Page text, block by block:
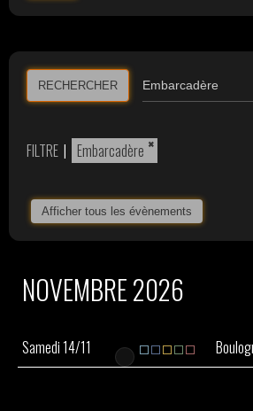
RECHERCHER
FILTRE | ×
Embarcadère
Afficher tous les évènements
NOVEMBRE 2026
Samedi 14/11